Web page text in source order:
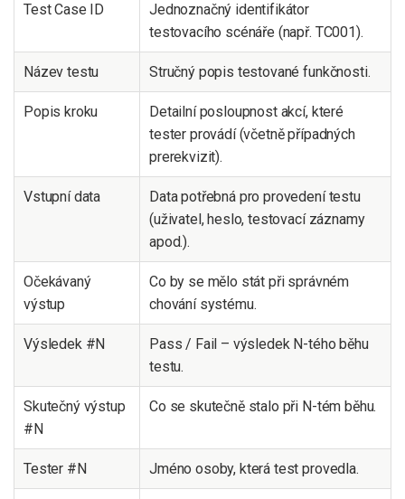
Test Case ID
Jednoznačný identifikátor
testovacího scénáře (např. TC001).
Název testu Stručný popis testované funkčnosti.
Popis kroku
Detailní posloupnost akcí, které
tester provádí (včetně případných
prerekvizit).
Vstupní data
Data potřebná pro provedení testu
(uživatel, heslo, testovací záznamy
apod.).
Očekávaný
výstup
Co by se mělo stát při správném
chování systému.
Výsledek #N
Pass / Fail – výsledek N-tého běhu
testu.
Skutečný výstup
#N
Co se skutečně stalo při N-tém běhu.
Tester #N Jméno osoby, která test provedla.